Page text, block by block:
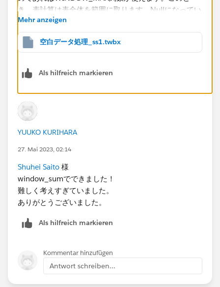
Nullになっているセルの年月を取るところまではできて
の年月の差を取ります。
・表示されたデータの中で
のどれなのかによって​表計算の範囲の取り方が変わって
来ますので、そこは要件に応じて適宜変更してくださ
Mehr anzeigen
空白データ処理_ss1.twbx
Als hilfreich markieren
YUUKO KURIHARA
27. Mai 2023, 02:14
Shuhei Saito 様
window_sumでできました！
難しく考えすぎていました。
ありがとうございました。
Als hilfreich markieren
Kommentar hinzufügen
Antwort schreiben...